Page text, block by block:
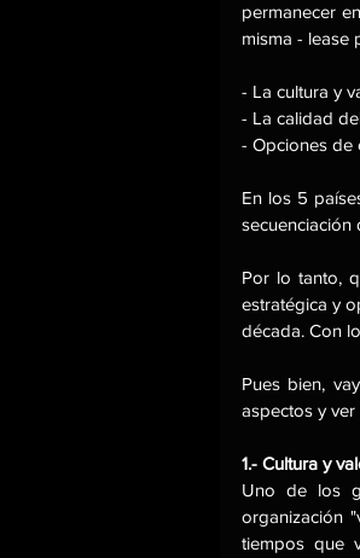
permanecer
misma - lease
- La cultura y
- La calidad
- Opciones de
En los 5
secuenciación
Por lo tanto,
estratégica y
década. Con
Pues bien,
aspectos y
1.- Cultura y
Uno de los
organización
tiempos que